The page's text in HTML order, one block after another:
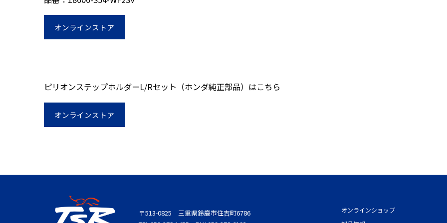
オンラインストア
ピリオンステップホルダーL/Rセット（ホンダ純正部品）はこちら
オンラインストア
〒513-0825 三重県鈴鹿市住吉町6786
オンラインショップ